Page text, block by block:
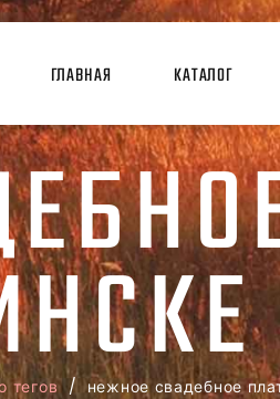
ГЛАВНАЯ КАТАЛОГ
тегов/ нежное свадебное